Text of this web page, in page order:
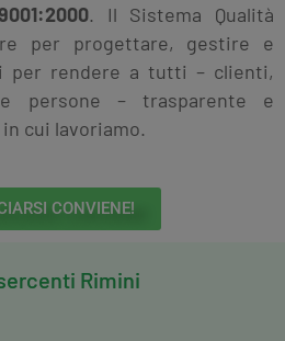
. Il Sistema Qualità
per progettare, gestire e
per rendere a tutti – clienti,
persone – trasparente e
cui lavoriamo.
CONVIENE!
Rimini